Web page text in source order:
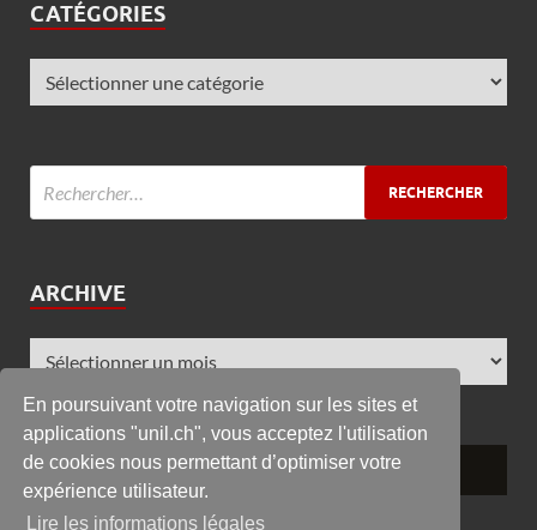
En poursuivant votre navigation sur les sites et
applications "unil.ch", vous acceptez l'utilisation
de cookies nous permettant d’optimiser votre
expérience utilisateur.
Lire les informations légales
CATÉGORIES
ARCHIVE